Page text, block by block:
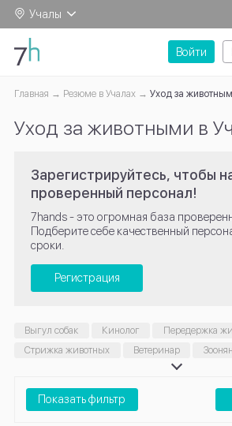
Учалы
Войти
Главная Резюме в Учалах Уход за
Уход за животными в
Зарегистрируйтесь, чтобы
проверенный персонал!
7hands - это огромная база
Подберите себе качественный
сроки.
Регистрация
Выгул собак Кинолог
Передержка
Стрижка животных
Ветеринар
Показать фильтр